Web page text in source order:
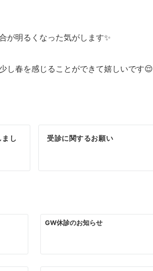
が明るくなった気がします✨
し春を感じることができて嬉しいです😌
し
受診に関するお願い
GW休診のお知らせ